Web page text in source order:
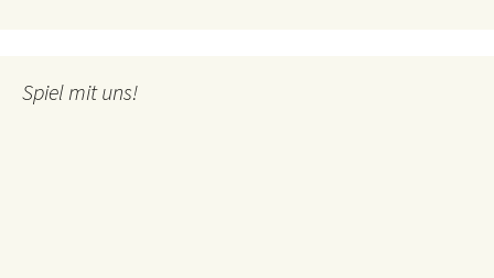
Spiel mit uns!